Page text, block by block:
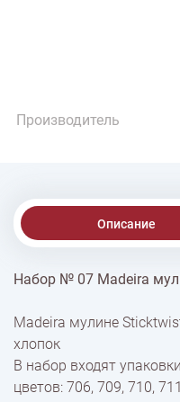
Производитель
Описание
% Скидки
Набор № 07 Madeira
Madeira мулине
хлопок
В набор входят
цветов: 706, 709, 710,